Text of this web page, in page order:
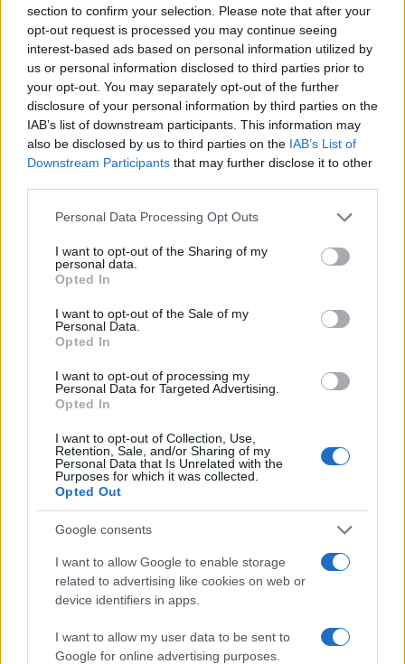
section to confirm your selection. Please note that after your
opt-out request is processed you may continue seeing
interest-based ads based on personal information utilized by
us or personal information disclosed to third parties prior to
your opt-out. You may separately opt-out of the further
disclosure of your personal information by third parties on the
IAB’s list of downstream participants. This information may
also be disclosed by us to third parties on the IAB’s List of
Downstream Participants that may further disclose it to other
Please note that this website/app uses one or more Google
not limited to your visit or usage behaviour. You may click to
grant or deny consent to Google and its third-party tags to
use your data for below specified purposes in below Google
consent section.
Personal Data Processing Opt Outs
I want to opt-out of the Sharing of my
personal data.
Opted In
I want to opt-out of the Sale of my
Personal Data.
Opted In
I want to opt-out of processing my
Personal Data for Targeted Advertising.
Opted In
I want to opt-out of Collection, Use,
Retention, Sale, and/or Sharing of my
Personal Data that Is Unrelated with the
Purposes for which it was collected.
Opted Out
Google consents
I want to allow Google to enable storage
related to advertising like cookies on web or
device identifiers in apps.
I want to allow my user data to be sent to
Google for online advertising purposes.
Σχόλια
Όροι Χρήσης . Το site προστατεύεται από reCAPTCHA, ισχύουν
Πολιτική Απορρήτου&Όροι Χρήσης
Tasteit
Σοκολατένια γρανίτα με
μαύρο ρούμι
στον φούρνο με